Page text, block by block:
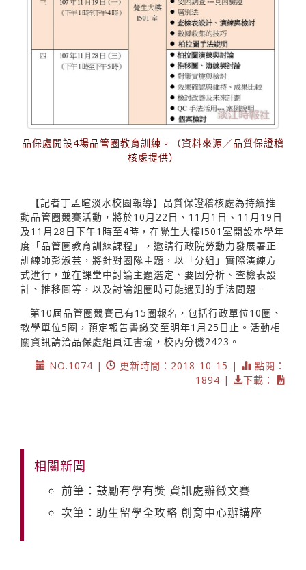
品保處開設4場品管圈教育訓練。（資料來源／品質保證稽
核處提供）
【記者丁孟暄淡水校園報導】品質保證稽核處為持續推
動品管圈競賽活動，將於10月22日、11月1日、11月19日
及11月28日下午1時至4時，在覺生大樓I501室開設本學年
度「品管圈教育訓練課程」，邀請行政院勞動力發展署正
訓練師彭淑芸，將針對圈隊主題，以「分組」實際演練方
式進行，並在課堂中討論主題選定、要因分析、查檢表設
計、推移圖等，以及討論組圈時可能遇到的手法問題。
第10屆品管圈競賽己有15圈報名，包括行政單位10圈、
教學單位5圈，預定報告書繳交至明年1月25日止。活動相
關資訊請洽品保處組員江書瑜，校內分機2423。
NO.1074 |
更新時間：2018-10-15 |
點閱：
1894 |
下載：
相關新聞
前筆：鼓勵有學有獎 資訊處辦徵文賽
次筆：助生留學全攻略 創育中心辦講座